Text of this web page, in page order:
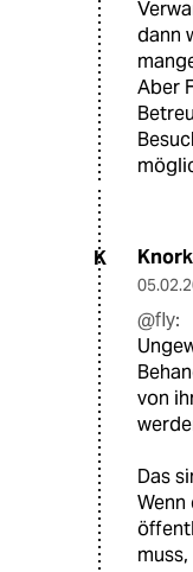
dann
Aber
K
@fly:
von
Das